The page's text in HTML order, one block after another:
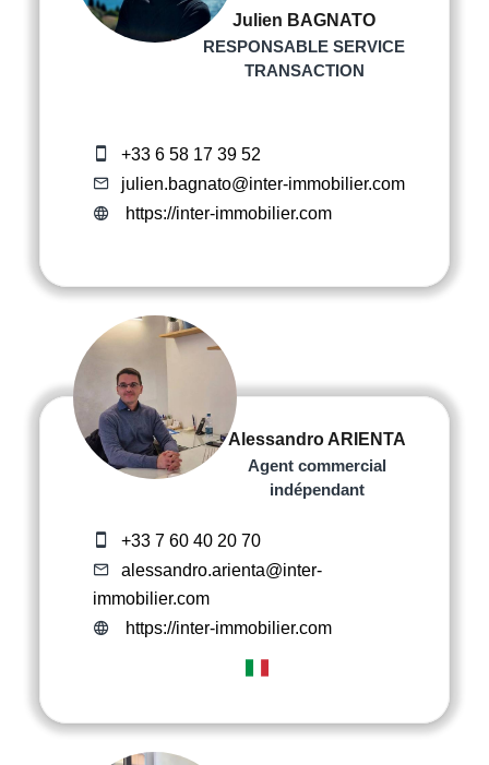
Julien BAGNATO
RESPONSABLE SERVICE
TRANSACTION
+33 6 58 17 39 52
julien.bagnato@inter-immobilier.com
https://inter-immobilier.com
Alessandro ARIENTA
Agent commercial
indépendant
+33 7 60 40 20 70
alessandro.arienta@inter-
immobilier.com
https://inter-immobilier.com